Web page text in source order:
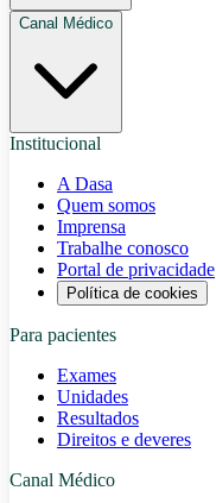
Canal Médico
Institucional
A Dasa
Quem somos
Imprensa
Trabalhe conosco
Portal de privacidade
Política de cookies
Para pacientes
Exames
Unidades
Resultados
Direitos e deveres
Canal Médico